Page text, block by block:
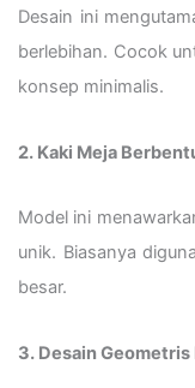
Desain ini
berlebihan. Cocok
konsep minimalis.
2. Kaki Meja
Model ini
unik. Biasanya
besar.
3. Desain